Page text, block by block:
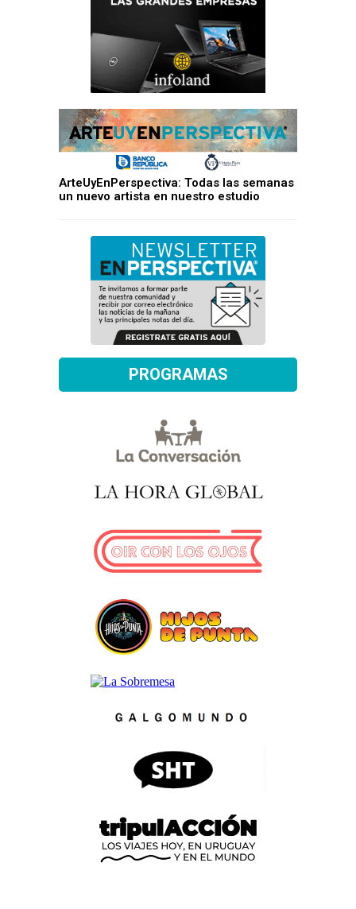
ArteUyEnPerspectiva: Todas las semanas
un nuevo artista en nuestro estudio
PROGRAMAS